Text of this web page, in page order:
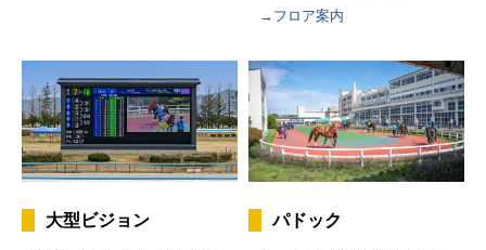
→フロア案内
大型ビジョン パドック